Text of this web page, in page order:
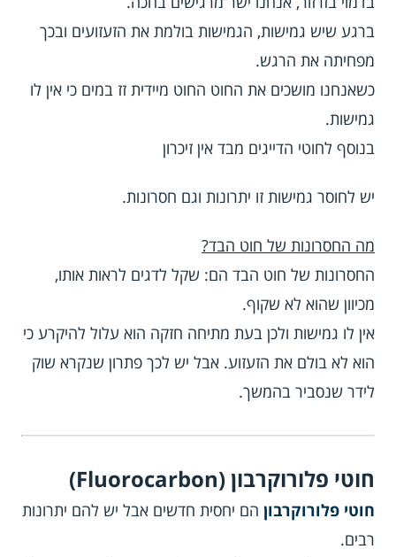
ברגע שיש גמישות, הגמישות בולמת את הזעזועים ובכך
מפחיתה את הרגש.
כשאנחנו מושכים את החוט החוט מיידית זז במים כי אין לו
גמישות.
בנוסף לחוטי הדייגים מבד אין זיכרון
יש לחוסר גמישות זו יתרונות וגם חסרונות.
מה החסרונות של חוט הבד?
החסרונות של חוט הבד הם: שקל לדגים לראות אותו,
מכיוון שהוא לא שקוף.
אין לו גמישות ולכן בעת מתיחה חזקה הוא עלול להיקרע כי
הוא לא בולם את הזעזוע. אבל יש לכך פתרון שנקרא שוק
לידר שנסביר בהמשך.
חוטי פלורוקרבון (Fluorocarbon)
חוטי פלורוקרבון הם יחסית חדשים אבל יש להם יתרונות
רבים.